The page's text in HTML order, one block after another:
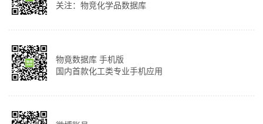
关注：物竞化学品数据库
物竟数据库 手机版
国内首款化工类专业手机应用